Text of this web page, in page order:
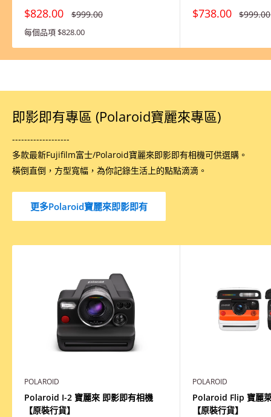
特
$828.00 原
$999.00
每個品項 $828.00
特
$738.00 原
$999.00
即影即有專區 (Polaroid寶麗來專區)
-------------------
多款最新Fujifilm富士/Polaroid寶麗來即影即有相機可供選購。
橫倒直倒，方型寬幅，為你記錄生活上的點點滴滴。
更多Polaroid寶麗來即影即有
POLAROID
Polaroid I-2 寶麗來 即影即有相機
【原裝行貨】
POLAROID
Polaroid Flip 寶麗
【原裝行貨】